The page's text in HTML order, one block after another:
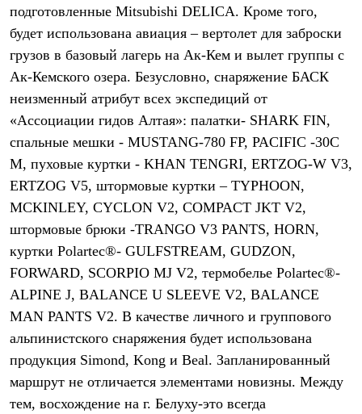
Брюки
Лёгкая одежда
Рубашки
Футболки
Толстовки
Брюки
Термобелье
Теплое термобелье
Среднее термобелье
Легкое термобелье
Флисовая одежда
Брюки
Детская одежда
Утепленная пухом
Комбинезоны
Куртки
Брюки
Утепленная синтетикой
Комбинезоны
Куртки
Лёгкая одежда
Футболки
Брюки
Софтшелл одежда
подготовленные Mitsubishi DELICA. Кроме того,
будет использована авиация – вертолет для заброски
грузов в базовый лагерь на Ак-Кем и вылет группы с
Ак-Кемского озера. Безусловно, снаряжение БАСК
неизменный атрибут всех экспедиций от
«Ассоциации гидов Алтая»: палатки- SHARK FIN,
спальные мешки - MUSTANG-780 FP, PACIFIC -30C
M, пуховые куртки - KHAN TENGRI, ERTZOG-W V3,
ERTZOG V5, штормовые куртки – TYPHOON,
MCKINLEY, CYCLON V2, COMPACT JKT V2,
штормовые брюки -TRANGO V3 PANTS, HORN,
куртки Polartec®- GULFSTREAM, GUDZON,
FORWARD, SCORPIO MJ V2, термобелье Polartec®-
ALPINE J, BALANCE U SLEEVE V2, BALANCE
MAN PANTS V2. В качестве личного и группового
альпинистского снаряжения будет использована
продукция Simond, Kong и Beal. Запланированный
маршрут не отличается элементами новизны. Между
тем, восхождение на г. Белуху-это всегда